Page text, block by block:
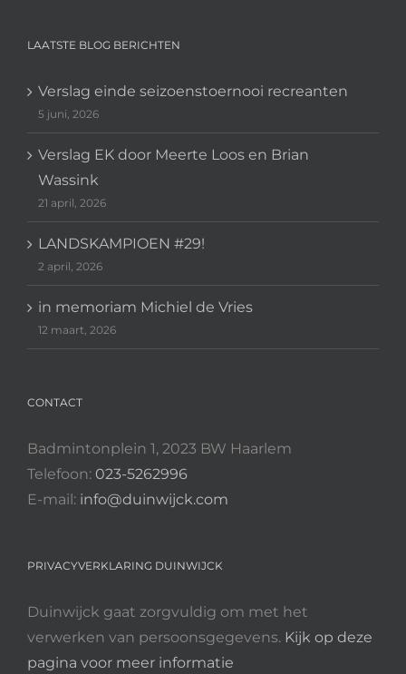
LAATSTE BLOG BERICHTEN
Verslag einde seizoenstoernooi recreanten
5 juni, 2026
Verslag EK door Meerte Loos en Brian
Wassink
21 april, 2026
LANDSKAMPIOEN #29!
2 april, 2026
in memoriam Michiel de Vries
12 maart, 2026
CONTACT
Badmintonplein 1, 2023 BW Haarlem
Telefoon: 023-5262996
E-mail: info@duinwijck.com
PRIVACYVERKLARING DUINWIJCK
Duinwijck gaat zorgvuldig om met het
verwerken van persoonsgegevens. Kijk op deze
pagina voor meer informatie